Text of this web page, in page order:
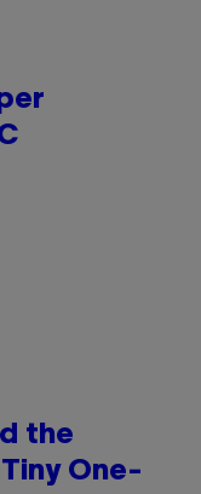
the
One-